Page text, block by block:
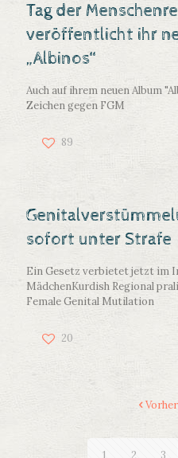
Tag der
veröffentlicht ihr
„Albinos“
Auch auf ihrem neuen Album
Zeichen gegen FGM
89
sofort unter Strafe
Ein Gesetz verbietet jetzt im
MädchenKurdish Regional
Female Genital Mutilation
20